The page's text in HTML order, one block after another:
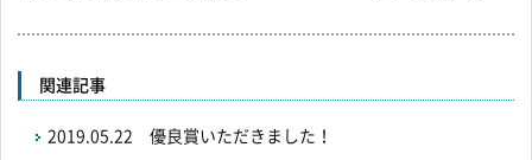
関連記事
2019.05.22 優良賞いただきました！